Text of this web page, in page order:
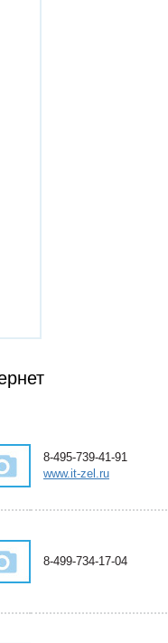
8-495-739-41-91
www.it-zel.ru
8-499-734-17-04